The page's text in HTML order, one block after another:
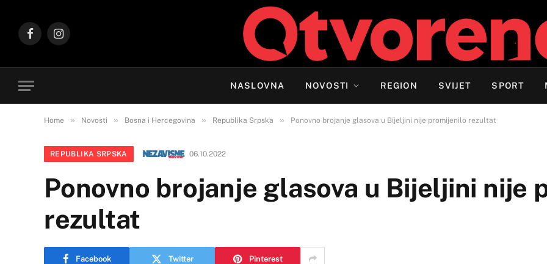
FacebookInstagram
NASLOVNA NOVOSTI REGION SVIJET SPORT
Home » Novosti » Bosna i Hercegovina » Republika Srpska » Ponovno brojanje glasova u Bijeljini nije promijenilo rezultat
REPUBLIKA SRPSKA 06.10.2022
Ponovno brojanje glasova u Bijeljini nije
rezultat
Facebook Twitter Pinterest